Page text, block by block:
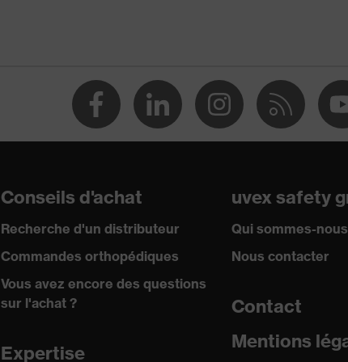
Conseils d'achat
Recherche d'un distributeur
Commandes orthopédiques
Vous avez encore des questions
sur l'achat ?
Expertise
uvex safety
Qui sommes-
Nous contacter
Contact
Mentions